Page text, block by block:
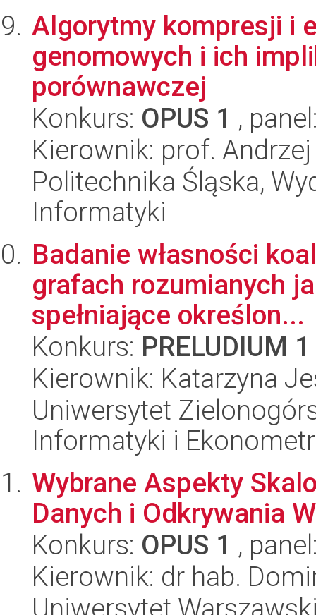
Algorytmy kompresji i
genomowych i ich
porównawczej
Konkurs: OPUS 1 ,
Kierownik: prof.
Politechnika Śląska,
Informatyki
Badanie własności
grafach rozumianych
spełniające określon...
Konkurs: PRELUDIUM 1
Kierownik: Katarzyna
Uniwersytet
Informatyki i
Wybrane Aspekty
Danych i Odkrywania
Konkurs: OPUS 1 ,
Kierownik: dr hab.
Uniwersytet